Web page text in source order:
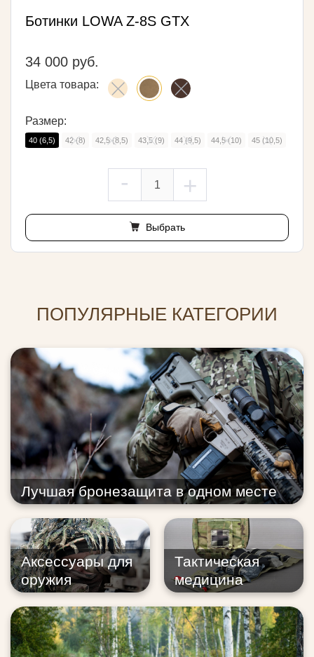
Ботинки LOWA Z-8S GTX
34 000 руб.
Цвета товара:
Размер:
40 (6,5) 42 (8) 42,5 (8,5) 43,5 (9) 44 (9,5) 44,5 (10) 45 (10,5)
- +
Выбрать
ПОПУЛЯРНЫЕ КАТЕГОРИИ
Лучшая бронезащита в одном месте
Аксессуары для
оружия
Тактическая
медицина